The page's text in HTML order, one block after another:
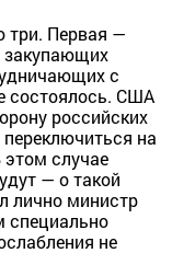
три. Первая —
закупающих
с
состоялось. США
российских
на
этом случае
— о такой
лично министр
не